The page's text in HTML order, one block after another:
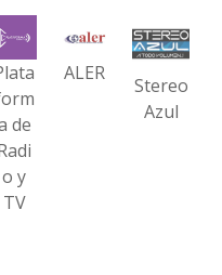
de
o y
TV
ALER
Stereo
Azul